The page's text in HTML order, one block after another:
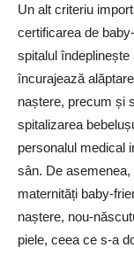
Un alt criteriu
certificarea de
spitalul
încurajează
naștere, precum și
spitalizarea
personalul medical
sân. De
maternități baby-
naștere, nou-
piele, ceea ce s-a